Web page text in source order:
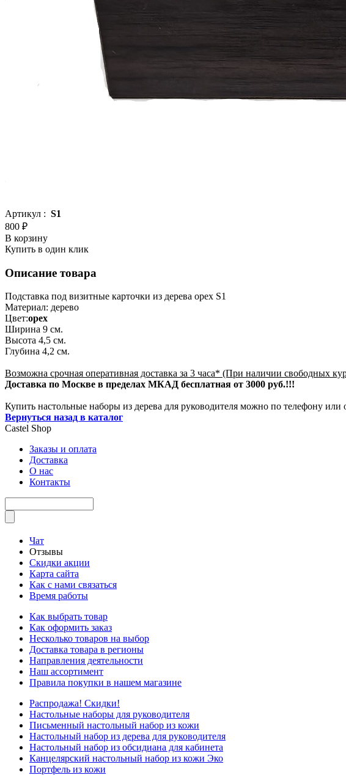
Артикул : S1
800 ₽
В корзину
Купить в один клик
Описание товара
Подставка под визитные карточки из дерева орех S1
Материал: дерево
Цвет:орех
Ширина 9 см.
Высота 4,5 см.
Глубина 4,2 см.
Возможна срочная оперативная доставка за 3 часа* (При наличии свободных
Доставка по Москве в пределах МКАД бесплатная от 3000 руб.!!!
Купить настольные наборы из дерева для руководителя можно по телефону или
Вернуться назад в каталог
Castel Shop
Заказы и оплата
Доставка
О нас
Контакты
Чат
Отзывы
Скидки акции
Карта сайта
Как с нами связаться
Время работы
Как выбрать товар
Как оформить заказ
Несколько товаров на выбор
Доставка товара в регионы
Направления деятельности
Наш ассортимент
Правила покупки в нашем магазине
Распродажа! Скидки!
Настольные наборы для руководителя
Письменный настольный набор из кожи
Настольный набор из дерева для руководителя
Настольный набор из обсидиана для кабинета
Канцелярский настольный набор из кожи Эко
Портфель из кожи